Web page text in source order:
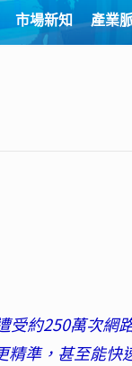
市場新知 產業
約250萬次網
準，甚至能快